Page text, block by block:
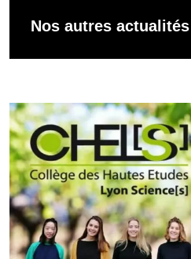
Nos autres actualités